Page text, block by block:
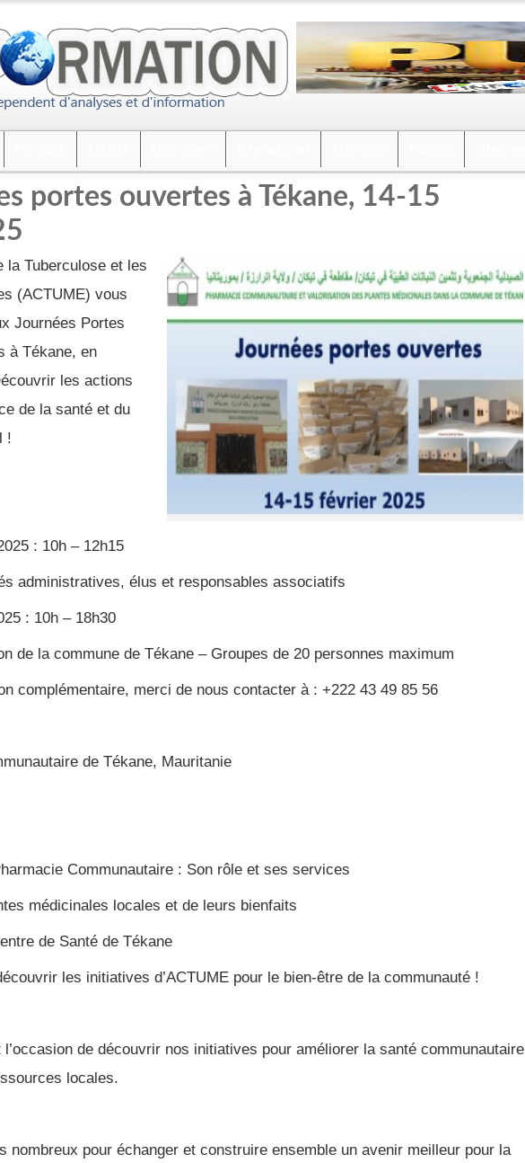
portes ouvertes à Tékane, 14-15
la Tuberculose et les
(ACTUME) vous
Journées Portes
à Tékane, en
les actions
de la santé et du
!
: 10h – 12h15
administratives, élus et responsables associatifs
: 10h – 18h30
de la commune de Tékane – Groupes de 20 personnes maximum
complémentaire, merci de nous contacter à : +222 43 49 85 56
de Tékane, Mauritanie
Communautaire : Son rôle et ses services
médicinales locales et de leurs bienfaits
de Santé de Tékane
les initiatives d’ACTUME pour le bien-être de la communauté !
de découvrir nos initiatives pour améliorer la santé communautaire
locales.
nombreux pour échanger et construire ensemble un avenir meilleur pour la